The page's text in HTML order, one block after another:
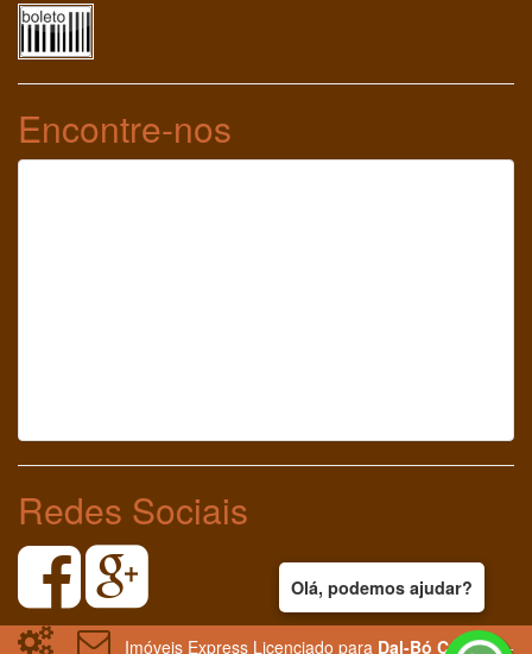
Encontre-nos
Redes Sociais
Imóveis Express Licenciado para Dal-Bó Corretor-
Olá, podemos ajudar?